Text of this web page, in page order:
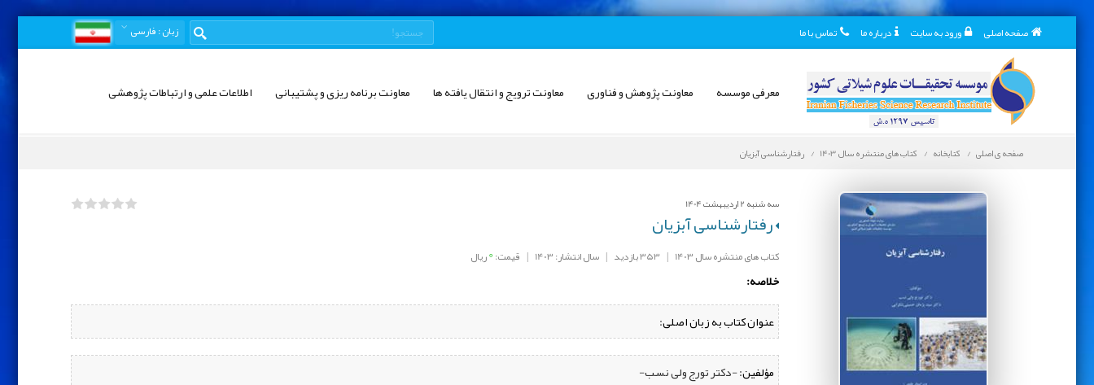
صفحه اصلی ورود به سایت درباره ما تماس با ما زبان: فارسی
معرفی موسسه معاونت پژوهش و فناوری معاونت ترویج و انتقال یافته ها معاونت برنامه ریزی و پشتیبانی اطلاعات علمی و ارتباطات پژوهشی
صفحه ی اصلی کتابخانه کتاب های منتشره سال 1403 رفتارشناسی آبزیان
سه شنبه 2 اردیبهشت 1404
رفتارشناسی آبزیان
کتاب های منتشره سال 1403 | 353 بازدید | سال انتشار: 1403 | قیمت:0ریال
خلاصه:
عنوان کتاب به زبان اصلی:
مؤلفین:‌ -دکتر تورج ولی نسب-